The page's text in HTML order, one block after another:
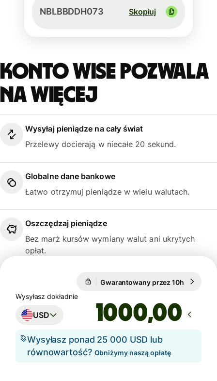
NBLBBDDH073 Skopiuj
Konto Wise pozwala
na więcej
Wysyłaj pieniądze na cały świat
Przelewy docierają w niecałe 20 sekund.
Globalne dane bankowe
Łatwo otrzymuj pieniądze w wielu walutach.
Oszczędzaj pieniądze
Bez marż kursów wymiany walut ani ukrytych
opłat.
Gwarantowany przez 10h
Wysyłasz dokładnie
USD ,00
Wysyłasz ponad 25 000 USD lub
równowartość? Obniżymy naszą opłatę